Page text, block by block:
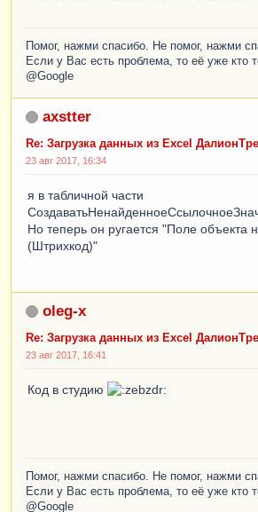
Помог, нажми спасибо. Не помог, нажми
Если у Вас есть проблема, то её уже кто
@Google
axstter
Re: Загрузка данных из Excel
23 авг 2017, 16:34
я в табличной части
Но теперь он ругается "Поле объекта
(Штрихкод)"
oleg-x
Re: Загрузка данных из Excel
23 авг 2017, 16:41
Код в студию
Помог, нажми спасибо. Не помог, нажми
Если у Вас есть проблема, то её уже кто
@Google